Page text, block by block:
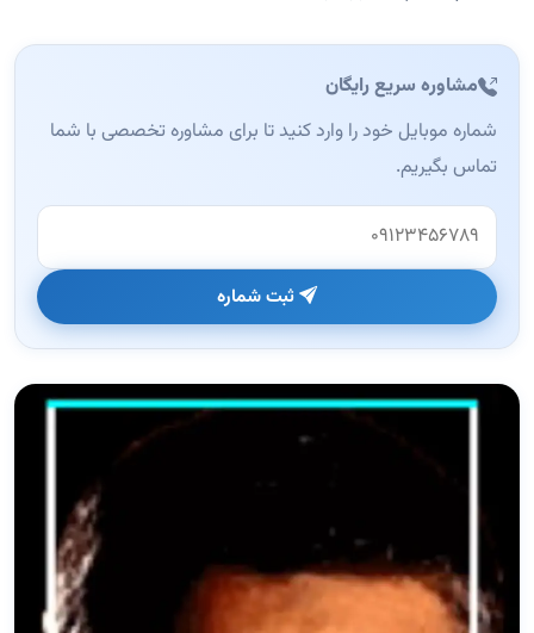
مشاوره سریع رایگان
شماره موبایل خود را وارد کنید تا برای مشاوره تخصصی با شما
تماس بگیریم.
وب‌سایت (این فیلد را خالی بگذارید)
ثبت شماره